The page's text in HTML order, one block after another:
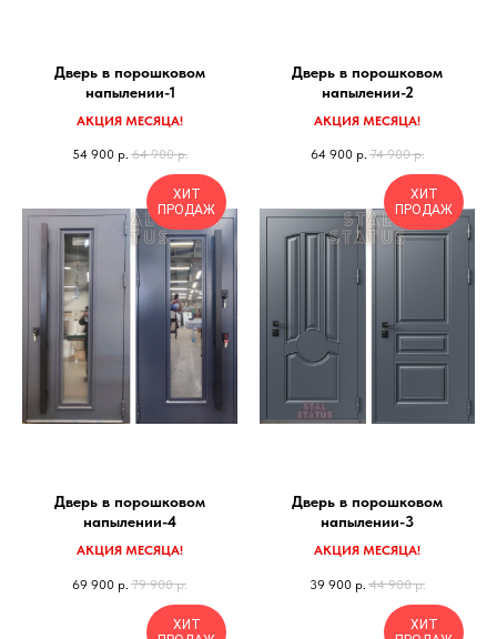
Дверь в порошковом
напылении-1
АКЦИЯ МЕСЯЦА!
54 900 р. 64 900 р.
Дверь в порошковом
напылении-2
АКЦИЯ МЕСЯЦА!
64 900 р. 74 900 р.
ХИТ
ПРОДАЖ
Дверь в порошковом
напылении-4
АКЦИЯ МЕСЯЦА!
69 900 р. 79 900 р.
ХИТ
ПРОДАЖ
Дверь в порошковом
напылении-3
АКЦИЯ МЕСЯЦА!
39 900 р. 44 900 р.
ХИТ
ХИТ